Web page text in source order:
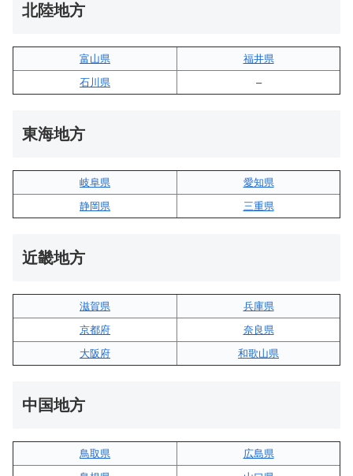
北陸地方
富山県
福井県
石川県
–
東海地方
岐阜県
愛知県
静岡県
三重県
近畿地方
滋賀県
兵庫県
京都府
奈良県
大阪府
和歌山県
中国地方
鳥取県
広島県